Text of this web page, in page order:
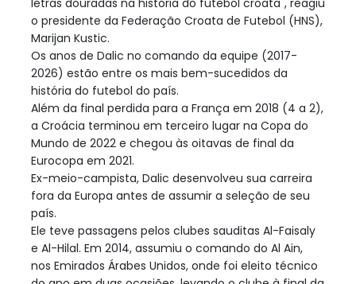
o presidente da Federação Croata de Futebol (HNS),
Marijan Kustic.
Os anos de Dalic no comando da equipe (2017-
2026) estão entre os mais bem-sucedidos da
história do futebol do país.
Além da final perdida para a França em 2018 (4 a 2),
a Croácia terminou em terceiro lugar na Copa do
Mundo de 2022 e chegou às oitavas de final da
Eurocopa em 2021.
Ex-meio-campista, Dalic desenvolveu sua carreira
fora da Europa antes de assumir a seleção de seu
país.
Ele teve passagens pelos clubes sauditas Al-Faisaly
e Al-Hilal. Em 2014, assumiu o comando do Al Ain,
nos Emirados Árabes Unidos, onde foi eleito técnico